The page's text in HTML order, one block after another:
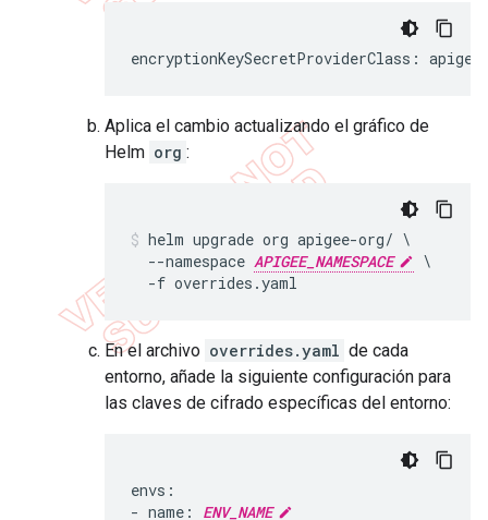
encryptionKeySecretProviderClass:
Aplica el cambio actualizando el gráfico de
Helm org :
helm upgrade org apigee-org/ \
  --namespace
APIGEE_NAMESPACE
\
  -f overrides.yaml
En el archivo overrides.yaml de cada
entorno, añade la siguiente configuración para
las claves de cifrado específicas del entorno:
envs:
- name: ENV_NAME